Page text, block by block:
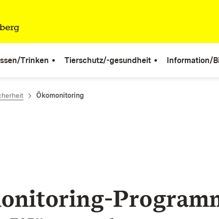
Trinken Tierschutz/-gesundheit Information/
Ökomonitoring